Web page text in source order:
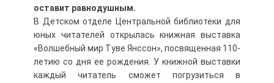
оставит равнодушным.
В Детском отделе Центральной библиотеки для
юных читателей открылась книжная выставка
«Волшебный мир Туве Янссон», посвященная 110-
летию со дня ее рождения. У книжной выставки
каждый читатель сможет погрузиться в